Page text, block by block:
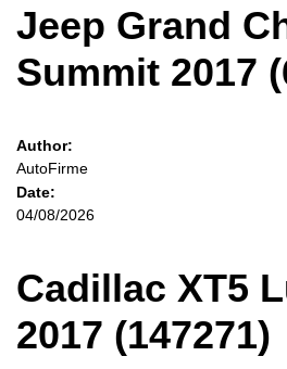
Jeep Grand
Summit 2017
Author:
AutoFirme
Date:
04/08/2026
Cadillac XT5
2017 (147271)